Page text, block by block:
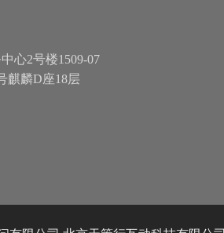
心2号楼1509-07
麒麟D座18层